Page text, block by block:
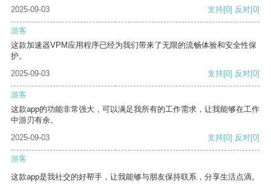
2025-09-03
支持[0] 反对[0]
游客
这款加速器VPM应用程序已经为我们带来了无限的流畅体验和安全性保
护。
2025-09-03
支持[0] 反对[0]
游客
这款app的功能非常强大，可以满足我所有的工作需求，让我能够在工作
中游刃有余。
2025-09-03
支持[0] 反对[0]
游客
这款app是我社交的好帮手，让我能够与朋友保持联系，分享生活点滴。